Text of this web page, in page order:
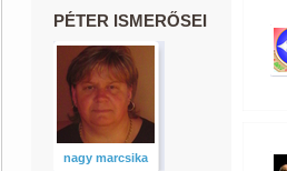
PÉTER ISMERŐSEI
nagy marcsika